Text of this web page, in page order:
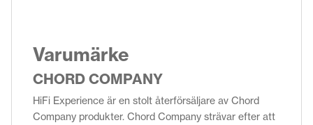
Varumärke
CHORD COMPANY
HiFi Experience är en stolt återförsäljare av Chord
Company produkter. Chord Company strävar efter att